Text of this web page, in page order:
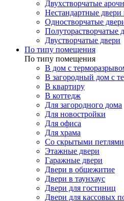
Двухстворчатые
Нестандартные двери
Одностворчатые
Полуторастворчатые
Двустворчатые двери
По типу помещения
По типу помещения
В дом с
В загородный дом с
В квартиру
В коттедж
Для загородного дома
Для новостройки
Для офиса
Для храма
Со скрытыми петлями
Этажные двери
Гаражные двери
Двери в общежитие
Двери в таунхаус
Двери для гостиниц
Двери для кассовых